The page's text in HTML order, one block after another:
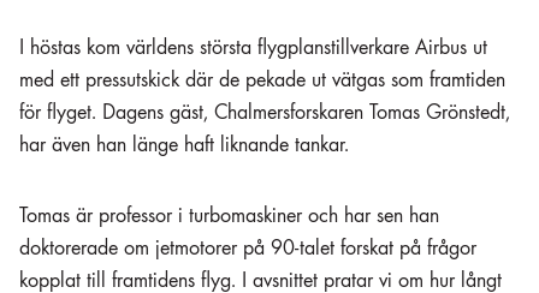
I höstas kom världens största flygplanstillverkare Airbus ut
med ett pressutskick där de pekade ut vätgas som framtiden
för flyget. Dagens gäst, Chalmersforskaren Tomas Grönstedt,
har även han länge haft liknande tankar.
Tomas är professor i turbomaskiner och har sen han
doktorerade om jetmotorer på 90-talet forskat på frågor
kopplat till framtidens flyg. I avsnittet pratar vi om hur långt